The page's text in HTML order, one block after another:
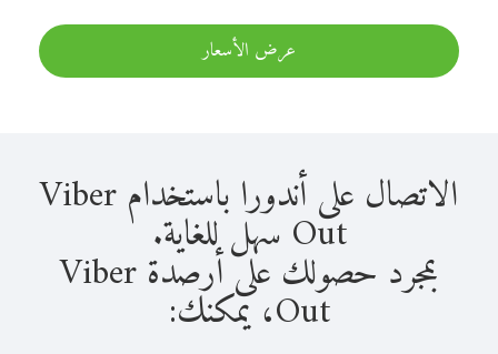
عرض الأسعار
الاتصال على أندورا باستخدام Viber
Out سهل للغاية.
بمجرد حصولك على أرصدة Viber
Out، يمكنك: